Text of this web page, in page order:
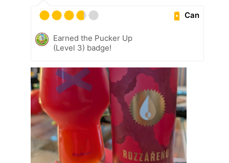
Can
Earned the Pucker Up
(Level 3) badge!